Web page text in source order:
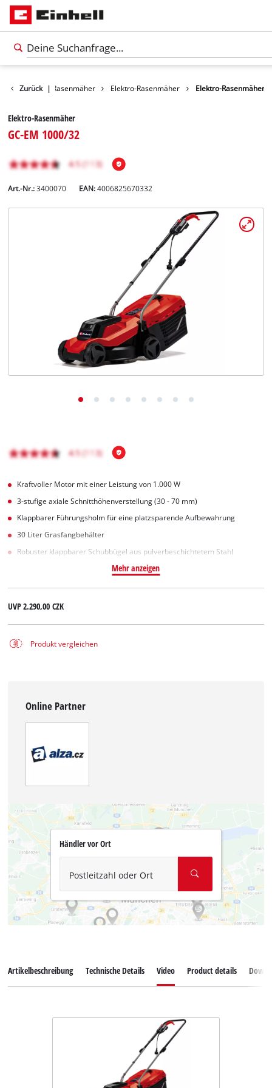
Zurück |
Garten Rasenmäher Elektro-Rasenmäher Elektro-Rasenmäher
Elektro-Rasenmäher
GC-EM 1000/32
Art.-Nr.: 3400070 EAN:4006825670332
Kraftvoller Motor mit einer Leistung von 1.000 W
3-stufige axiale Schnitthöhenverstellung (30 - 70 mm)
Klappbarer Führungsholm für eine platzsparende Aufbewahrung
30 Liter Grasfangbehälter
Robuster klappbarer Schubbügel aus pulverbeschichtetem Stahl
Mehr anzeigen
UVP2.290,00 CZK
Produkt vergleichen
Online Partner
Händler vor Ort
Postleitzahl oder Ort
Artikelbeschreibung Technische Details Video Product details